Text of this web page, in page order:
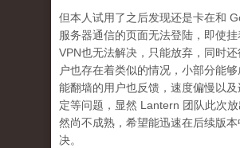
但本人试用了之后发现还是卡在和
服务器通信的页面无法登陆，即使挂
VPN也无法解决，只能放弃，同时还
户也存在着类似的情况，小部分能
能翻墙的用户也反馈，速度偏慢以
定等问题，显然 Lantern 团队此次
然尚不成熟，希望能迅速在后续版
决。